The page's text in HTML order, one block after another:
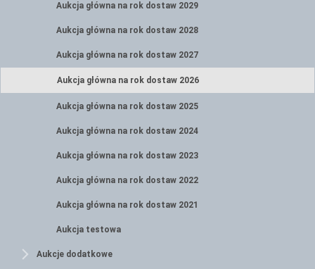
Aukcja główna na rok dostaw 2029
Aukcja główna na rok dostaw 2028
Aukcja główna na rok dostaw 2027
Aukcja główna na rok dostaw 2026
Aukcja główna na rok dostaw 2025
Aukcja główna na rok dostaw 2024
Aukcja główna na rok dostaw 2023
Aukcja główna na rok dostaw 2022
Aukcja główna na rok dostaw 2021
Aukcja testowa
Aukcje dodatkowe